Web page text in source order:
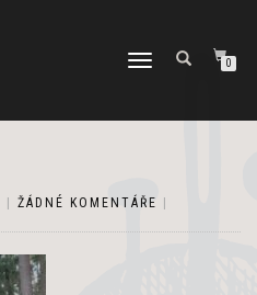
PŘEPNOUT
0
ŽÁDNÉ KOMENTÁŘE